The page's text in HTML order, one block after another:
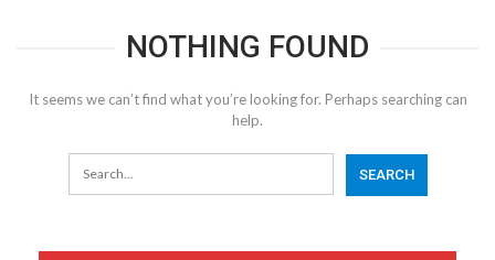
NOTHING FOUND
It seems we can’t find what you’re looking for. Perhaps searching can
help.